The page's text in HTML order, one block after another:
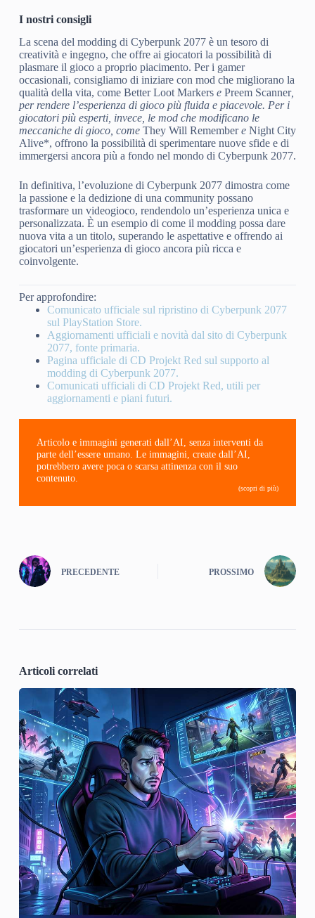
I nostri consigli
La scena del modding di Cyberpunk 2077 è un tesoro di
creatività e ingegno, che offre ai giocatori la possibilità di
plasmare il gioco a proprio piacimento. Per i gamer
occasionali, consigliamo di iniziare con mod che migliorano la
qualità della vita, come Better Loot Markerse Preem Scanner,
per rendere l’esperienza di gioco più fluida e piacevole. Per i
giocatori più esperti, invece, le mod che modificano le
meccaniche di gioco, come They Will Remembere Night City
Alive*, offrono la possibilità di sperimentare nuove sfide e di
immergersi ancora più a fondo nel mondo di Cyberpunk 2077.
In definitiva, l’evoluzione di Cyberpunk 2077 dimostra come
la passione e la dedizione di una community possano
trasformare un videogioco, rendendolo un’esperienza unica e
personalizzata. È un esempio di come il modding possa dare
nuova vita a un titolo, superando le aspettative e offrendo ai
giocatori un’esperienza di gioco ancora più ricca e
coinvolgente.
Per approfondire:
Comunicato ufficiale sul ripristino di Cyberpunk 2077
sul PlayStation Store.
Aggiornamenti ufficiali e novità dal sito di Cyberpunk
2077, fonte primaria.
Pagina ufficiale di CD Projekt Red sul supporto al
modding di Cyberpunk 2077.
Comunicati ufficiali di CD Projekt Red, utili per
aggiornamenti e piani futuri.
Articolo e immagini generati dall’AI, senza interventi da
parte dell’essere umano. Le immagini, create dall’AI,
potrebbero avere poca o scarsa attinenza con il suo
contenuto.
(scopri di più)
PRECEDENTE PROSSIMO
Articoli correlati